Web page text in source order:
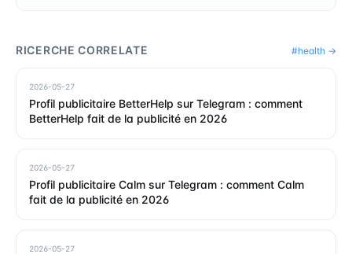
RICERCHE CORRELATE #health →
2026-05-27
Profil publicitaire BetterHelp sur Telegram : comment
BetterHelp fait de la publicité en 2026
2026-05-27
Profil publicitaire Calm sur Telegram : comment Calm
fait de la publicité en 2026
2026-05-27